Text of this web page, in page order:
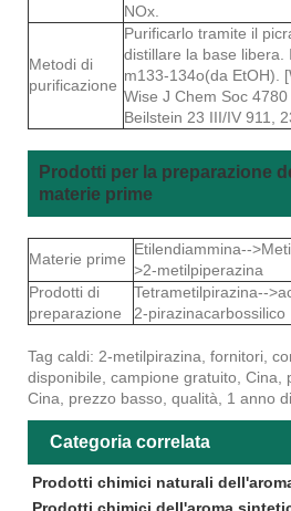
NOx.
Metodi di
purificazione
Purificarlo tramite il
distillare la base libera.
m133-134o(da EtOH).
Wise J Chem Soc 4780
Beilstein 23 III/IV 911,
Prodotti per la preparazione
materie prime
Materie prime
Etilendiammina--
>2-metilpiperazina
Prodotti di
preparazione
Tetrametilpirazina--
2-pirazinacarbossilico
Tag caldi: 2-metilpirazina, fornitori,
disponibile, campione gratuito, Cina,
Cina, prezzo basso, qualità, 1 anno
Categoria correlata
Prodotti chimici naturali
Prodotti chimici dell'aroma